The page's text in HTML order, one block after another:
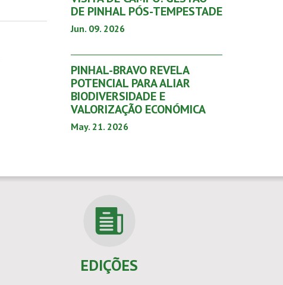
DE PINHAL PÓS-TEMPESTADE
Jun. 09. 2026
PINHAL-BRAVO REVELA
POTENCIAL PARA ALIAR
BIODIVERSIDADE E
VALORIZAÇÃO ECONÓMICA
May. 21. 2026
EDIÇÕES